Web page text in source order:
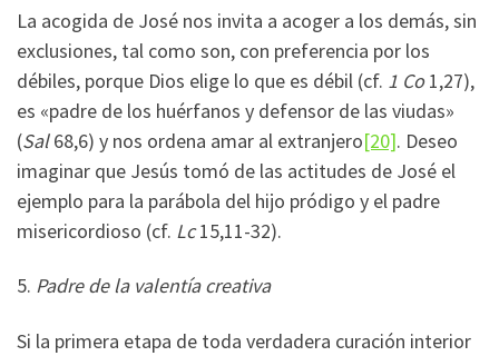
La acogida de José nos invita a acoger a los demás, sin
exclusiones, tal como son, con preferencia por los
débiles, porque Dios elige lo que es débil (cf. 1 Co1,27),
es «padre de los huérfanos y defensor de las viudas»
(Sal68,6) y nos ordena amar al extranjero[20]. Deseo
imaginar que Jesús tomó de las actitudes de José el
ejemplo para la parábola del hijo pródigo y el padre
misericordioso (cf. Lc15,11-32).
5. Padre de la valentía creativa
Si la primera etapa de toda verdadera curación interior